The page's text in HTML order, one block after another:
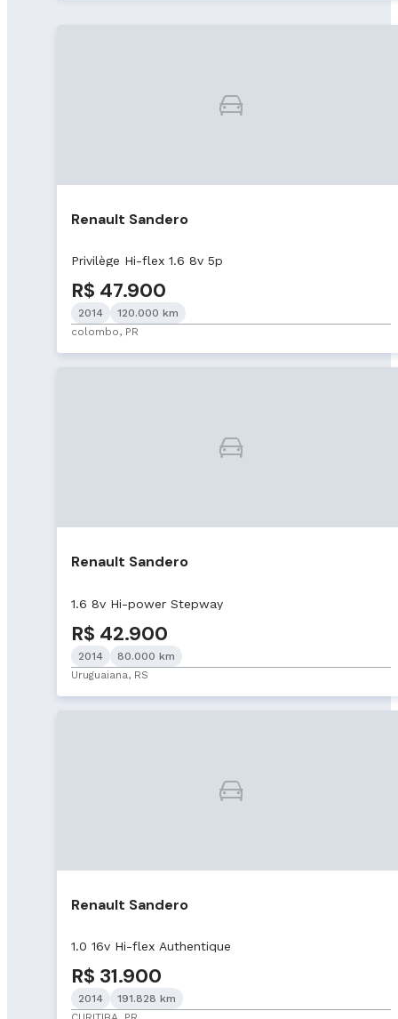
Renault Sandero
Privilège Hi-flex 1.6 8v 5p
R$ 47.900
2014
120.000 km
colombo, PR
Renault Sandero
1.6 8v Hi-power Stepway
R$ 42.900
2014
80.000 km
Uruguaiana, RS
Renault Sandero
1.0 16v Hi-flex Authentique
R$ 31.900
2014
191.828 km